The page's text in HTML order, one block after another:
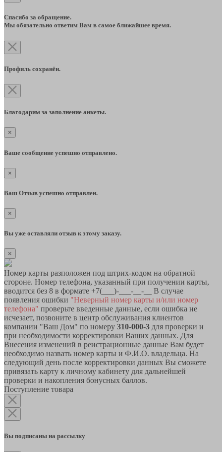
Спасибо за обращение.
Мы обязательно ответим Вам в самое ближайшее время.
Профиль сохранён.
Благодарим за заполнение анкеты.
×
Ваше сообщение успешно отправлено.
×
Ваш Отзыв успешно отправлен.
×
Вы уже оставляли отзыв к этому заказу.
×
Номер карты разположен под штрих-кодом на обратной
стороне. Номер телефона, указанный при получении карты,
вводится без 8 в формате +7(___)-___-__-__ В случае
появления ошибки "Неверный номер карты и/или номер
телефона" проверьте введенные данные, если ошибка не
исчезает, позвоните в центр обслуживания клиентов
компании "Ваш Дом" по номеру 310-000-3 для проверки и
при необходимости корректировки Ваших данных. Для
Внесения изменений в реистрационные данные Вам будет
необходимо назвать номер карты и Ф.И.О. владельца. На
следующий день после корректировки данных Вы сможете
привязать карту к личному кабинету для дальнейшей
проверки и накопления бонусных баллов.
Поступление товара
Вы подписаны на рассылку